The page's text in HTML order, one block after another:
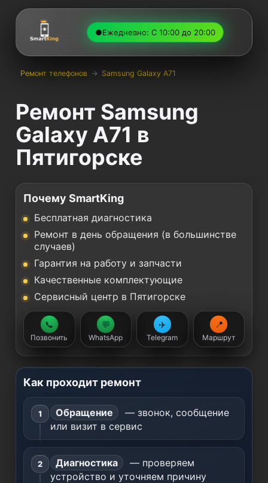
●Ежедневно: С 10:00 до 20:00
Ремонт телефонов → Samsung Galaxy A71
Ремонт Samsung
Galaxy A71 в
Пятигорске
Почему SmartKing
Бесплатная диагностика
Ремонт в день обращения (в большинстве
случаев)
Гарантия на работу и запчасти
Качественные комплектующие
Сервисный центр в Пятигорске
📞
Позвонить
💬
WhatsApp
✈️
Telegram
📍
Маршрут
Как проходит ремонт
Обращение
— звонок, сообщение
или визит в сервис
Диагностика
— проверяем
устройство и уточняем причину